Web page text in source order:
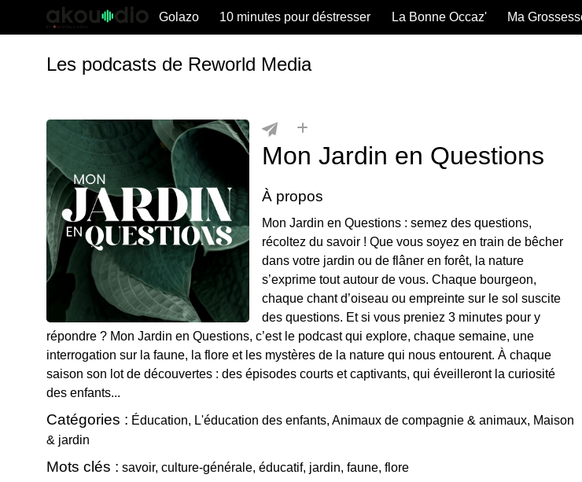
Golazo 10 minutes pour déstresser La Bonne Occaz' Ma
Les podcasts de Reworld Media
Mon Jardin en Questions
À propos
Mon Jardin en Questions : semez des questions,
récoltez du savoir ! Que vous soyez en train de bêcher
dans votre jardin ou de flâner en forêt, la nature
s’exprime tout autour de vous. Chaque bourgeon,
chaque chant d’oiseau ou empreinte sur le sol suscite
des questions. Et si vous preniez 3 minutes pour y
répondre ? Mon Jardin en Questions, c’est le podcast qui explore, chaque semaine, une
interrogation sur la faune, la flore et les mystères de la nature qui nous entourent. À chaque
saison son lot de découvertes : des épisodes courts et captivants, qui éveilleront la curiosité
des enfants...
Catégories : Éducation, L'éducation des enfants, Animaux de compagnie & animaux, Maison
& jardin
Mots clés : savoir, culture-générale, éducatif, jardin, faune, flore